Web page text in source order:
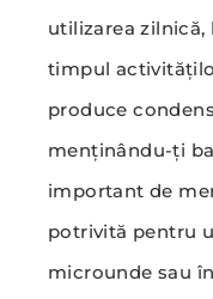
utilizarea zilnică,
timpul
produce
menținându-ți
important de
potrivită pentru
microunde sau